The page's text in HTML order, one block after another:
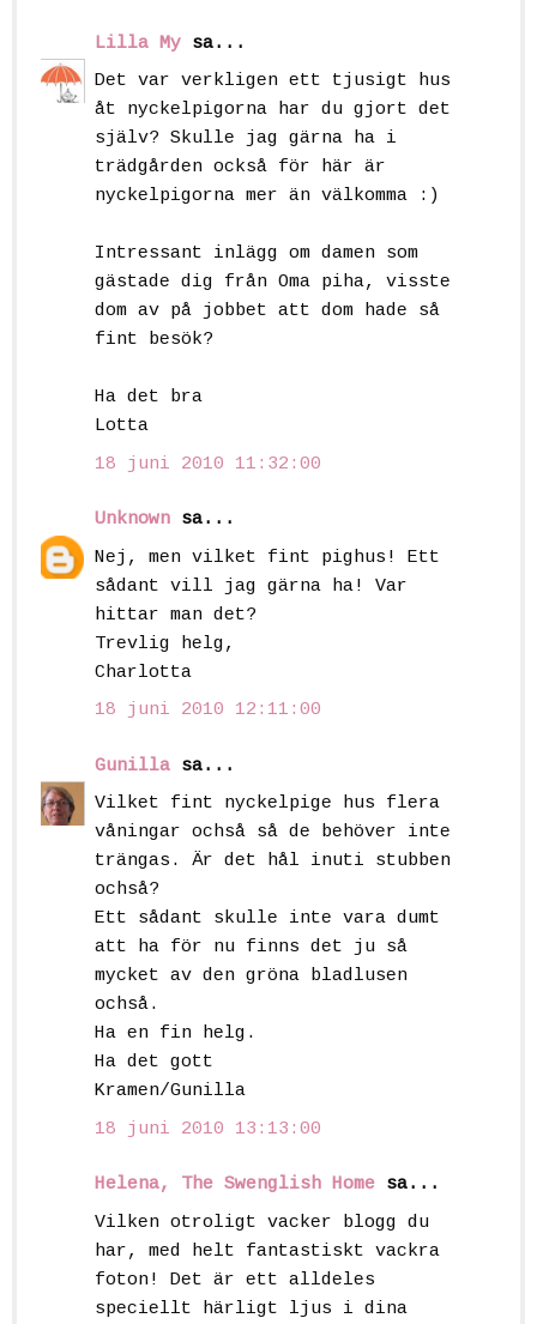
Lilla My sa...
Det var verkligen ett tjusigt hus
åt nyckelpigorna har du gjort det
själv? Skulle jag gärna ha i
trädgården också för här är
nyckelpigorna mer än välkomma :)
Intressant inlägg om damen som
gästade dig från Oma piha, visste
dom av på jobbet att dom hade så
fint besök?
Ha det bra
Lotta
18 juni 2010 11:32:00
Unknown sa...
Nej, men vilket fint pighus! Ett
sådant vill jag gärna ha! Var
hittar man det?
Trevlig helg,
Charlotta
18 juni 2010 12:11:00
Gunilla sa...
Vilket fint nyckelpige hus flera
våningar ochså så de behöver inte
trängas. Är det hål inuti stubben
ochså?
Ett sådant skulle inte vara dumt
att ha för nu finns det ju så
mycket av den gröna bladlusen
ochså.
Ha en fin helg.
Ha det gott
Kramen/Gunilla
18 juni 2010 13:13:00
Helena, The Swenglish Home sa...
Vilken otroligt vacker blogg du
har, med helt fantastiskt vackra
foton! Det är ett alldeles
speciellt härligt ljus i dina